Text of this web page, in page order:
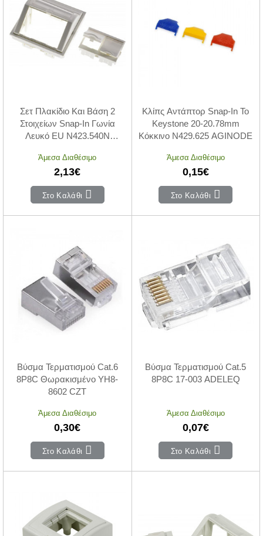
Σετ Πλακίδιο Και Βάση 2
Στοιχείων Snap-In Γωνία
Λευκό EU N423.540N
Άμεσα Διαθέσιμο
2,13€
Στο Καλάθι
Κλίπς Αντάπτορ Snap-In To
Keystone 20-20.78mm
Κόκκινο N429.625 AGINODE
Άμεσα Διαθέσιμο
0,15€
Στο Καλάθι
Βύσμα Τερματισμού Cat.6
8P8C Θωρακισμένο YH8-
8602 CZT
Άμεσα Διαθέσιμο
0,30€
Στο Καλάθι
Βύσμα Τερματισμού Cat.5
8P8C 17-003 ADELEQ
Άμεσα Διαθέσιμο
0,07€
Στο Καλάθι